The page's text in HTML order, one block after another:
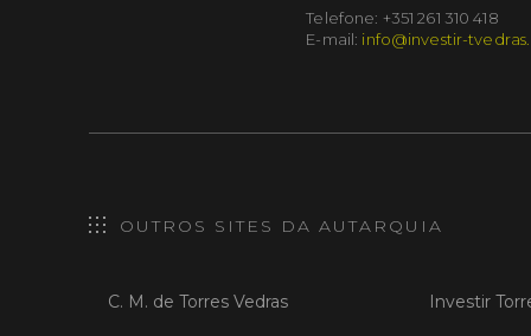
Telefone: +351 261 310 418
E-mail: info@investir-
OUTROS SITES DA AUTARQUIA
C. M. de Torres Vedras Investir